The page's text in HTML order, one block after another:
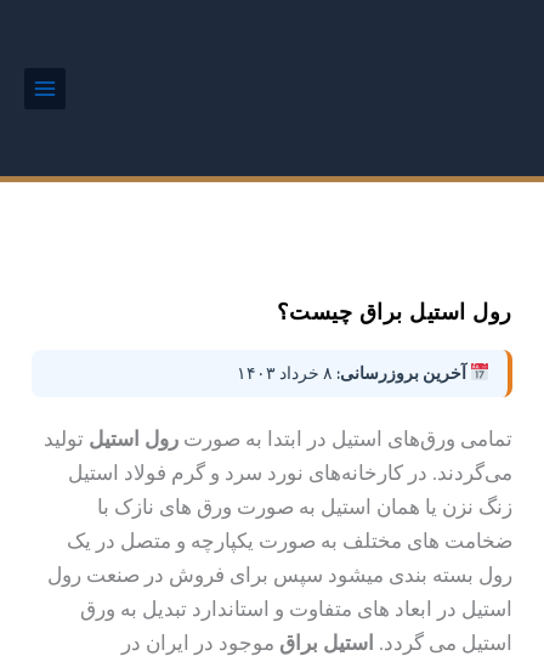
رول استیل براق چیست؟
آخرین بروزرسانی:
تمامی ورق‌های استیل در ابتدا به صورترول استیل تولید
می‌گردند. در کارخانه‌های نورد سرد و گرم فولاد استیل
زنگ نزن یا همان استیل به صورت ورق های نازک با
ضخامت های مختلف به صورت یکپارچه و متصل در یک
رول بسته بندی میشود سپس برای فروش در صنعت رول
استیل در ابعاد های متفاوت و استاندارد تبدیل به ورق
استیل می گردد. استیل براق موجود در ایران در